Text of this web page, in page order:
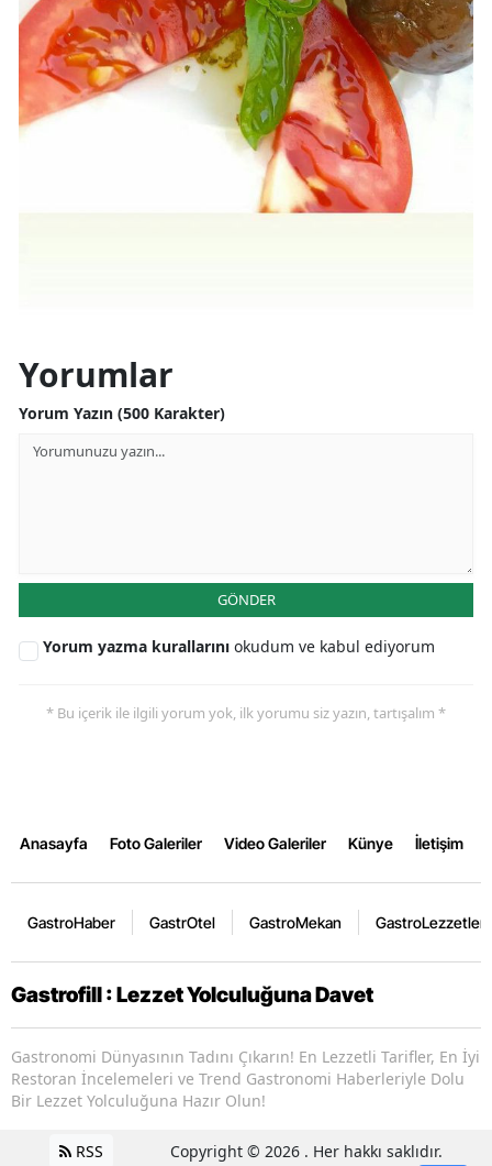
Yorumlar
Yorum Yazın (500 Karakter)
GÖNDER
Yorum yazma kurallarını okudum ve kabul ediyorum
* Bu içerik ile ilgili yorum yok, ilk yorumu siz yazın, tartışalım *
Anasayfa Foto Galeriler Video Galeriler Künye İletişim
GastroHaber GastrOtel GastroMekan GastroLezzetler
Gastrofill : Lezzet Yolculuğuna Davet
Gastronomi Dünyasının Tadını Çıkarın! En Lezzetli Tarifler, En İyi
Restoran İncelemeleri ve Trend Gastronomi Haberleriyle Dolu
Bir Lezzet Yolculuğuna Hazır Olun!
RSS Copyright © 2026 . Her hakkı saklıdır.